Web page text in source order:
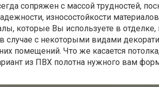
сопряжен с массой трудностей,
износостойкости
которые Вы используете в
случае с некоторыми видами
помещений. Что же касается
из ПВХ полотна нужного вам